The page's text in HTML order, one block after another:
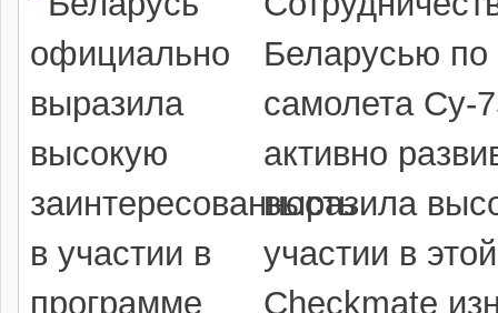
Беларусью по
самолета Су-
активно
выразила
участии в
Checkmate